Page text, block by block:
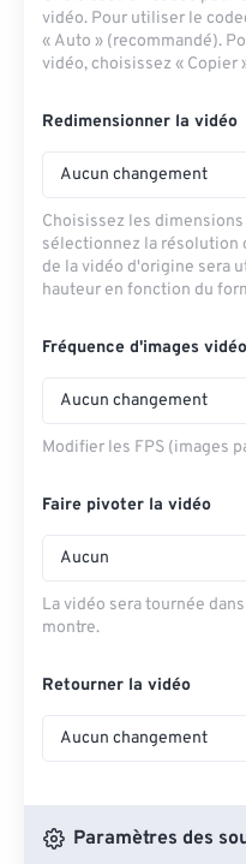
vidéo. Pour utiliser le
« Auto » (recommandé).
vidéo, choisissez « Copier
Redimensionner la vidéo
Aucun changement
Choisissez les
sélectionnez la résolution
de la vidéo d'origine sera
hauteur en fonction du
Fréquence d'images vidéo
Aucun changement
Modifier les FPS (images
Faire pivoter la vidéo
Aucun
La vidéo sera tournée
montre.
Retourner la vidéo
Aucun changement
Paramètres des